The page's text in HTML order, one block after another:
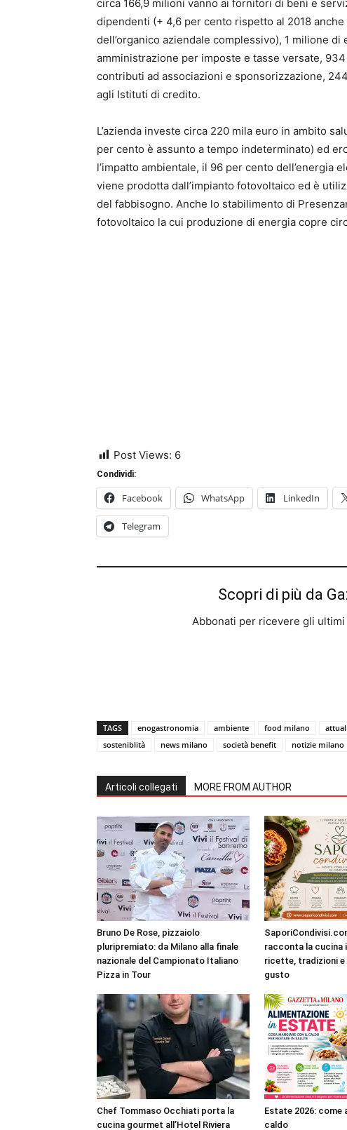
circa 166,9 milioni vanno ai fornitori di beni e
dipendenti (+ 4,6 per cento rispetto al 2018
dell’organico aziendale complessivo), 1 milione
amministrazione per imposte e tasse versate,
contributi ad associazioni e sponsorizzazione,
agli Istituti di credito.
L’azienda investe circa 220 mila euro in ambito
per cento è assunto a tempo indeterminato) ed
l’impatto ambientale, il 96 per cento dell’energia
viene prodotta dall’impianto fotovoltaico ed è
del fabbisogno. Anche lo stabilimento di
fotovoltaico la cui produzione di energia copre
Post Views: 6
Condividi:
Facebook WhatsApp LinkedIn
Telegram
Scopri di più da
Abbonati per ricevere gli
TAGS enogastronomia ambiente food milano
sosteniblità
news milano società benefit notizie milano
Articoli collegati MORE FROM AUTHOR
Bruno De Rose, pizzaiolo
pluripremiato: da Milano alla finale
nazionale del Campionato Italiano
Pizza in Tour
racconta la cucina
ricette, tradizioni e
gusto
Chef Tommaso Occhiati porta la
cucina gourmet all’Hotel Riviera
Estate 2026: come
caldo